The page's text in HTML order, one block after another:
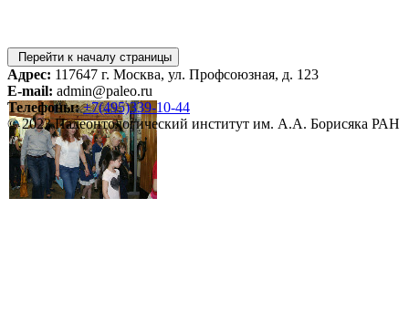
Перейти к началу страницы
Адрес: 117647 г. Москва, ул. Профсоюзная, д. 123
E-mail: admin@paleo.ru
Телефоны: +7(495)339-10-44
© 2023 Палеонтологический институт им. А.А. Борисяка РАН